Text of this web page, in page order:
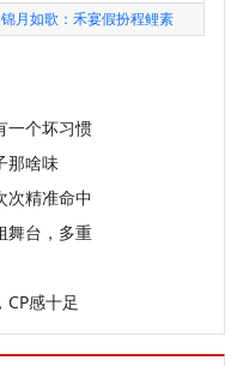
锦月如歌：禾宴假扮程鲤素
一个坏习惯
那啥味
次精准命中
舞台，多重
感十足